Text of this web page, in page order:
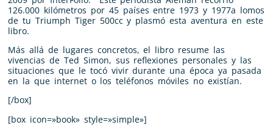
126.000 kilómetros por 45 países entre 1973 y 1977a lomos
de tu Triumph Tiger 500cc y plasmó esta aventura en este
libro.
Más allá de lugares concretos, el libro resume las
vivencias de Ted Simon, sus reflexiones personales y las
situaciones que le tocó vivir durante una época ya pasada
en la que internet o los teléfonos móviles no existían.
[/box]
[box icon=»book» style=»simple»]